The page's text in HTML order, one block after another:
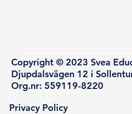
Copyright © 2023 Svea
Djupdalsvägen 12 i
Org.nr: 559119-8220
Privacy Policy